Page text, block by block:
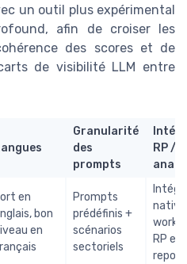
un outil plus expérimental
afin de croiser les
des scores et de
de visibilité LLM entre
Granularité
des
prompts
RP /
en
bon
en
Prompts
prédéfinis +
scénarios
sectoriels
RP et